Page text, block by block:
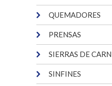
QUEMADORES
PRENSAS
SIERRAS DE
SINFINES